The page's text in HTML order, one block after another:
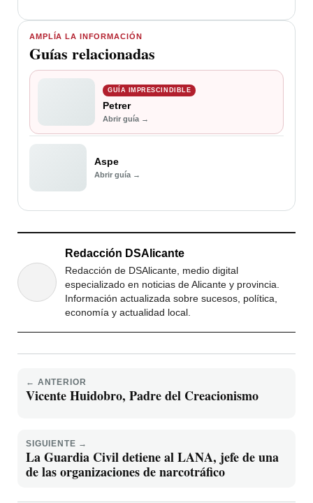
AMPLÍA LA INFORMACIÓN
Guías relacionadas
GUÍA IMPRESCINDIBLE
Petrer
Abrir guía →
Aspe
Abrir guía →
Redacción DSAlicante
Redacción de DSAlicante, medio digital
especializado en noticias de Alicante y provincia.
Información actualizada sobre sucesos, política,
economía y actualidad local.
← ANTERIOR
Vicente Huidobro, Padre del Creacionismo
SIGUIENTE →
La Guardia Civil detiene al LANA, jefe de una
de las organizaciones de narcotráfico